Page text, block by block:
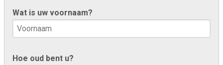
Wat is uw voornaam?
Hoe oud bent u?